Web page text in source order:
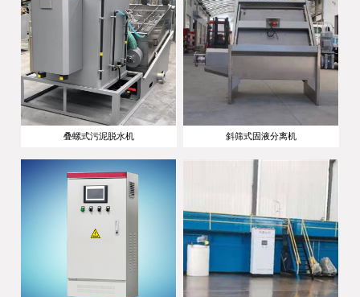
叠螺式污泥脱水机 斜筛式固液分离机